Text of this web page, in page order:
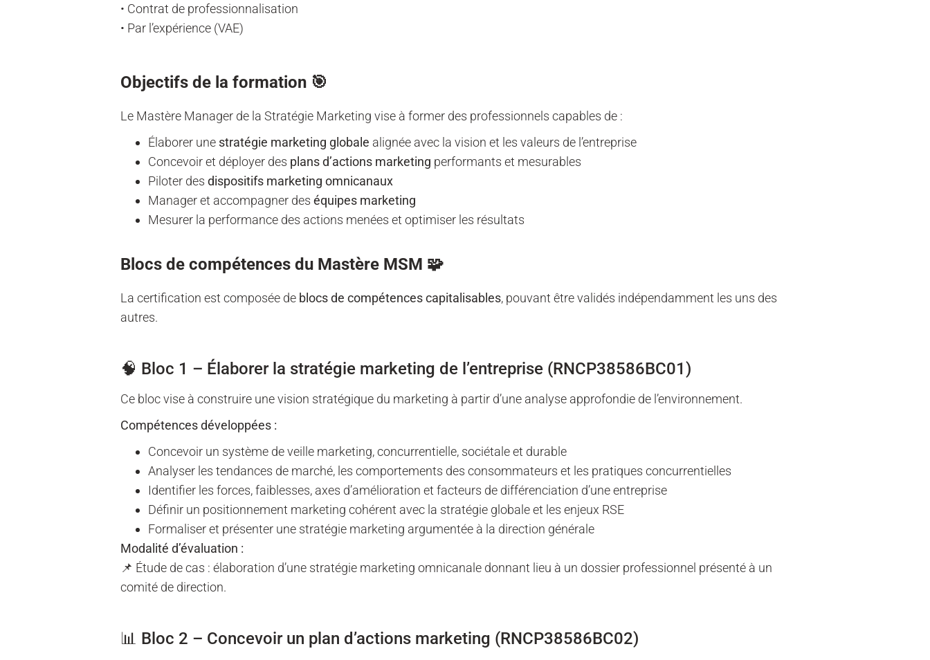
• Contrat de professionnalisation
• Par l’expérience (VAE)
Objectifs de la formation 🎯
Le Mastère Manager de la Stratégie Marketing vise à former des professionnels capables de :
Élaborer une stratégie marketing globale alignée avec la vision et les valeurs de l’entreprise
Concevoir et déployer des plans d’actions marketing performants et mesurables
Piloter des dispositifs marketing omnicanaux
Manager et accompagner des équipes marketing
Mesurer la performance des actions menées et optimiser les résultats
Blocs de compétences du Mastère MSM 🧩
La certification est composée de blocs de compétences capitalisables, pouvant être validés indépendamment les uns des
autres.
🧠 Bloc 1 – Élaborer la stratégie marketing de l’entreprise (RNCP38586BC01)
Ce bloc vise à construire une vision stratégique du marketing à partir d’une analyse approfondie de l’environnement.
Compétences développées :
Concevoir un système de veille marketing, concurrentielle, sociétale et durable
Analyser les tendances de marché, les comportements des consommateurs et les pratiques concurrentielles
Identifier les forces, faiblesses, axes d’amélioration et facteurs de différenciation d’une entreprise
Définir un positionnement marketing cohérent avec la stratégie globale et les enjeux RSE
Formaliser et présenter une stratégie marketing argumentée à la direction générale
Modalité d’évaluation :
📌 Étude de cas : élaboration d’une stratégie marketing omnicanale donnant lieu à un dossier professionnel présenté à un
comité de direction.
📊 Bloc 2 – Concevoir un plan d’actions marketing (RNCP38586BC02)